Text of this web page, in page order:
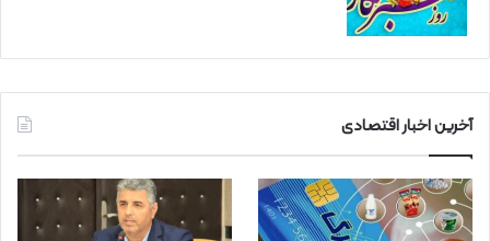
آخرین اخبار اقتصادی